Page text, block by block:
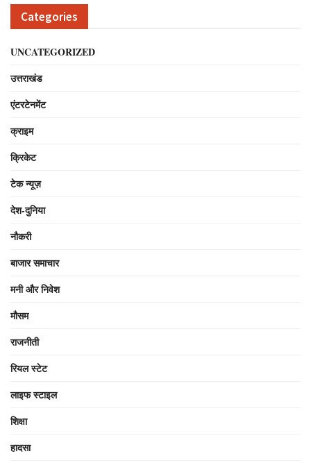
Categories
UNCATEGORIZED
उत्तराखंड
एंटरटेनमेंट
क्राइम
क्रिकेट
टेक न्यूज़
देश-दुनिया
नौकरी
बाजार समाचार
मनी और निवेश
मौसम
राजनीती
रियल स्टेट
लाइफ स्टाइल
शिक्षा
हादसा